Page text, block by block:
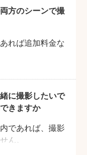
トグラファーの
となりますので
方のシーンで撮
れば追加料金な
ために、事前に
お伝えいただけ
に撮影したいで
きますか
であれば、撮影
ん。
人と一緒に撮影